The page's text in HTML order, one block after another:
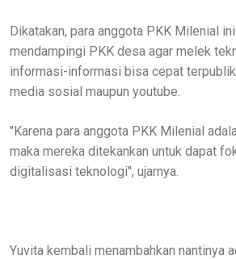
Dikatakan, para anggota PKK Milenial
mendampingi PKK desa agar melek
informasi-informasi bisa cepat
media sosial maupun youtube.
"Karena para anggota PKK Milenial
maka mereka ditekankan untuk dapat
digitalisasi teknologi", ujarnya.
Yuvita kembali menambahkan nantinya